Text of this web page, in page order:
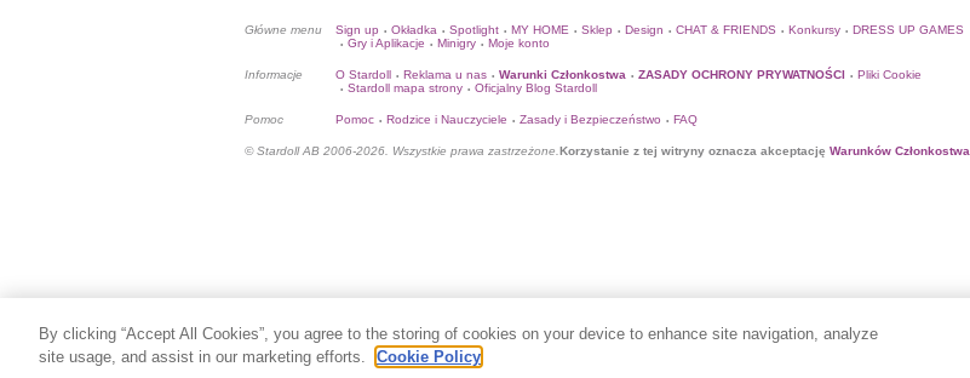
Główne menu Sign up • Okładka • Spotlight • MY HOME • Sklep • Design • CHAT & FRIENDS • Konkursy • DRESS UP GAMES
• Gry i Aplikacje • Minigry • Moje konto
Informacje O Stardoll • Reklama u nas • Warunki Członkostwa • ZASADY OCHRONY PRYWATNOŚCI • Pliki Cookie
• Stardoll mapa strony • Oficjalny Blog Stardoll
Pomoc Pomoc • Rodzice i Nauczyciele • Zasady i Bezpieczeństwo • FAQ
© Stardoll AB 2006-2026. Wszystkie prawa zastrzeżone. Korzystanie z tej witryny oznacza akceptację Warunków Członkostwa
By clicking “Accept All Cookies”, you agree to the storing of cookies on your device to enhance site navigation, analyze
site usage, and assist in our marketing efforts.
Cookie Policy